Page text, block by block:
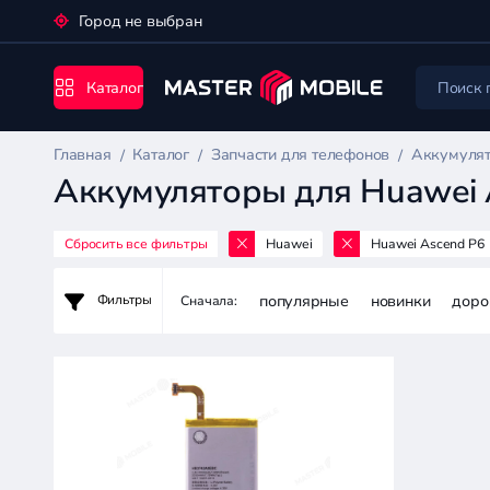
Город не выбран
Каталог
Главная Каталог Запчасти для телефонов
Аккумуляторы для Huawei
для
телефонов
Сбросить все фильтры Huawei Huawei Ascend P6
Фильтры Сначала: популярные новинки